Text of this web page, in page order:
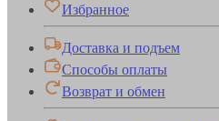
Избранное
Доставка и подъем
Способы оплаты
Возврат и обмен